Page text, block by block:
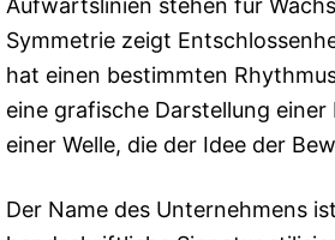
Aufwärtslinien stehen für
Symmetrie zeigt
hat einen bestimmten
eine grafische Darstellung
einer Welle, die der Idee der
Der Name des Unternehmens